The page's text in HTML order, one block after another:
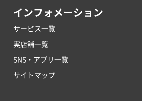
インフォメーション
サービス一覧
実店舗一覧
SNS・アプリ一覧
サイトマップ